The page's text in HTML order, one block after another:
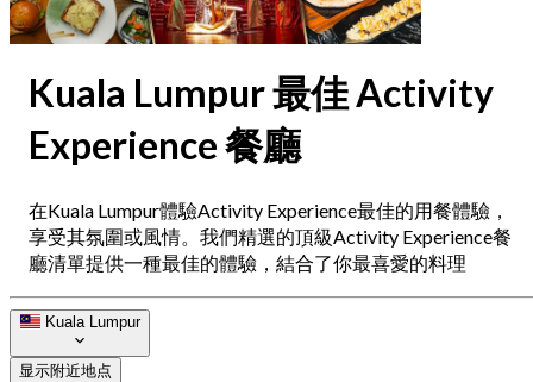
Kuala Lumpur 最佳 Activity
Experience 餐廳
在Kuala Lumpur體驗Activity Experience最佳的用餐體驗，
享受其氛圍或風情。我們精選的頂級Activity Experience餐
廳清單提供一種最佳的體驗，結合了你最喜愛的料理
Kuala Lumpur
显示附近地点